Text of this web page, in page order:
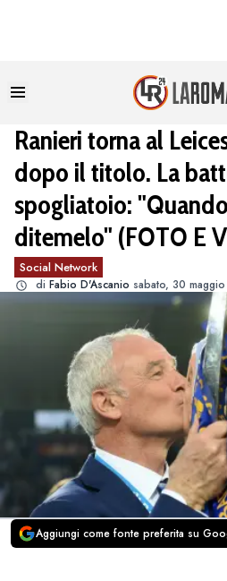
Ranieri torna al
dopo il titolo. La
spogliatoio:
ditemelo" (FOTO E
Social Network
di Fabio D'Ascanio sabato, 30
Aggiungi come fonte preferita su